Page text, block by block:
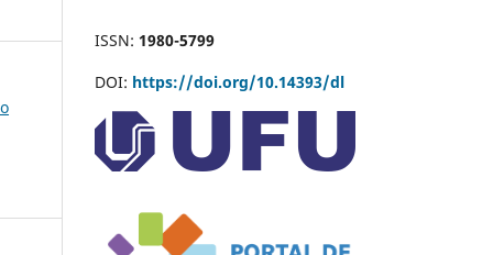
ISSN: 1980-5799
DOI: https://doi.org/10.14393/dl